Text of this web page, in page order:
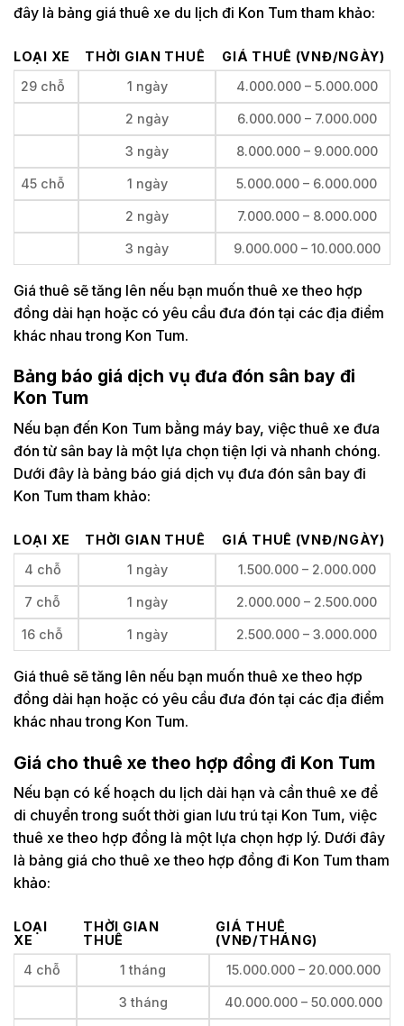
đây là bảng giá thuê xe du lịch đi Kon Tum tham khảo:
LOẠI XE THỜI GIAN THUÊ
GIÁ THUÊ (VNĐ/NGÀY)
29 chỗ
1 ngày 4.000.000 – 5.000.000
2 ngày 6.000.000 – 7.000.000
3 ngày 8.000.000 – 9.000.000
45 chỗ 1 ngày 5.000.000 – 6.000.000
2 ngày 7.000.000 – 8.000.000
3 ngày 9.000.000 – 10.000.000
Giá thuê sẽ tăng lên nếu bạn muốn thuê xe theo hợp
đồng dài hạn hoặc có yêu cầu đưa đón tại các địa điểm
khác nhau trong Kon Tum.
Bảng báo giá dịch vụ đưa đón sân bay đi
Kon Tum
Nếu bạn đến Kon Tum bằng máy bay, việc thuê xe đưa
đón từ sân bay là một lựa chọn tiện lợi và nhanh chóng.
Dưới đây là bảng báo giá dịch vụ đưa đón sân bay đi
Kon Tum tham khảo:
LOẠI XE THỜI GIAN THUÊ
GIÁ THUÊ (VNĐ/NGÀY)
4 chỗ
1 ngày 1.500.000 – 2.000.000
7 chỗ 1 ngày 2.000.000 – 2.500.000
16 chỗ 1 ngày 2.500.000 – 3.000.000
Giá thuê sẽ tăng lên nếu bạn muốn thuê xe theo hợp
đồng dài hạn hoặc có yêu cầu đưa đón tại các địa điểm
khác nhau trong Kon Tum.
Giá cho thuê xe theo hợp đồng đi Kon Tum
Nếu bạn có kế hoạch du lịch dài hạn và cần thuê xe để
di chuyển trong suốt thời gian lưu trú tại Kon Tum, việc
thuê xe theo hợp đồng là một lựa chọn hợp lý. Dưới đây
là bảng giá cho thuê xe theo hợp đồng đi Kon Tum tham
khảo:
LOẠI
XE
THỜI GIAN
THUÊ
GIÁ THUÊ
(VNĐ/THÁNG)
4 chỗ
1 tháng 15.000.000 – 20.000.000
3 tháng 40.000.000 – 50.000.000